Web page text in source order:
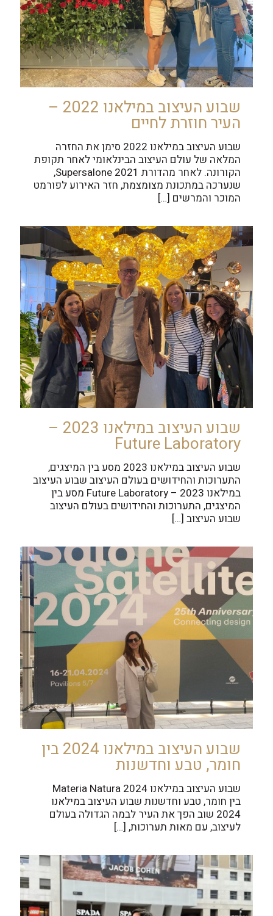
שבוע העיצוב במילאנו 2022 –
העיר חוזרת לחיים
שבוע העיצוב במילאנו 2022 סימן את החזרה
המלאה של עולם העיצוב הבינלאומי לאחר תקופת
הקורונה. לאחר מהדורת Supersalone 2021,
שנערכה במתכונת מצומצמת, חזר האירוע לפורמט
המוכר והמרשים […]
שבוע העיצוב במילאנו 2023 –
Future Laboratory
שבוע העיצוב במילאנו 2023 מסע בין המיצגים,
התערוכות והחידושים בעולם העיצוב שבוע העיצוב
במילאנו 2023 – Future Laboratory מסע בין
המיצגים, התערוכות והחידושים בעולם העיצוב
שבוע העיצוב […]
שבוע העיצוב במילאנו 2024 בין
חומר, טבע וחדשנות
בין חומר, טבע וחדשנות שבוע העיצוב במילאנו
2024 שוב הפך את העיר לבמה הגדולה בעולם
לעיצוב, עם מאות תערוכות, […]